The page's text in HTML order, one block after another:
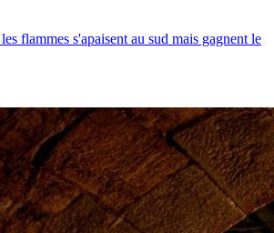
flammes s'apaisent au sud mais gagnent le